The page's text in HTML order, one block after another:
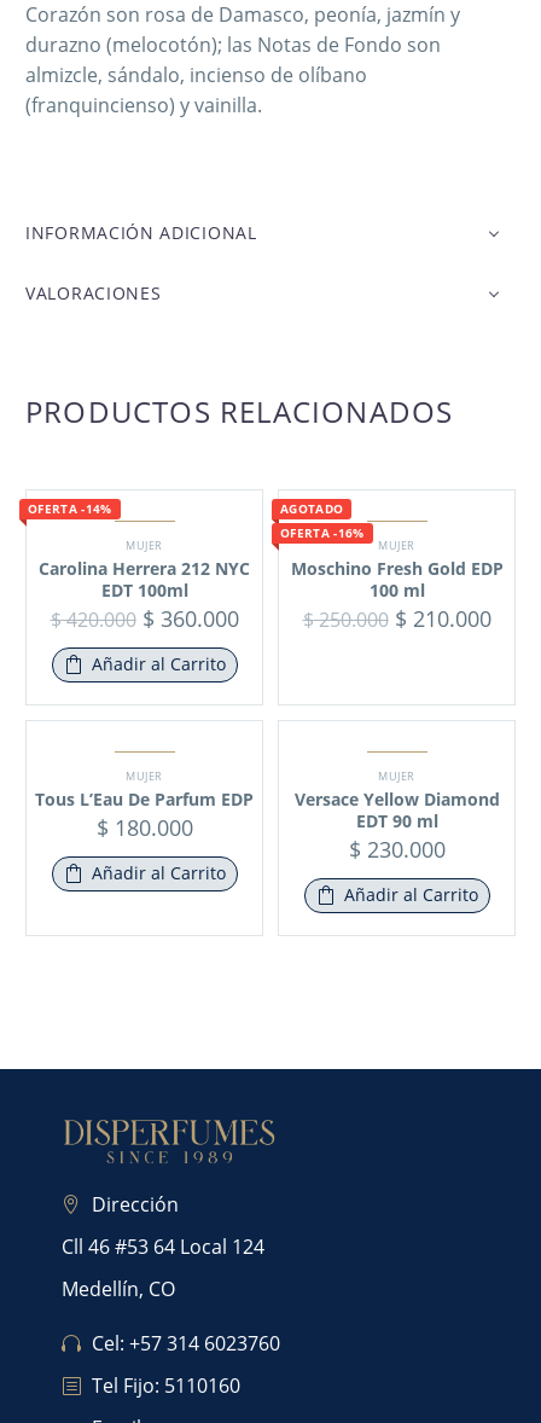
Corazón son rosa de Damasco, peonía, jazmín y
durazno (melocotón); las Notas de Fondo son
almizcle, sándalo, incienso de olíbano
(franquincienso) y vainilla.
INFORMACIÓN ADICIONAL
VALORACIONES
PRODUCTOS RELACIONADOS
OFERTA -14%
MUJER
Carolina Herrera 212 NYC
EDT 100ml
$420.000 $ 360.000
Añadir al Carrito
AGOTADO
OFERTA -16%
MUJER
Moschino Fresh Gold EDP
100 ml
$250.000 $ 210.000
MUJER
Tous L’Eau De Parfum EDP
$ 180.000
Añadir al Carrito
MUJER
Versace Yellow Diamond
EDT 90 ml
$ 230.000
Añadir al Carrito
Dirección
Cll 46 #53 64 Local 124
Medellín, CO
Cel: +57 314 6023760
Tel Fijo: 5110160